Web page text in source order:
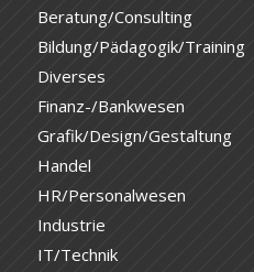
Beratung/Consulting
Bildung/Pädagogik/Training
Diverses
Finanz-/Bankwesen
Grafik/Design/Gestaltung
Handel
HR/Personalwesen
Industrie
IT/Technik